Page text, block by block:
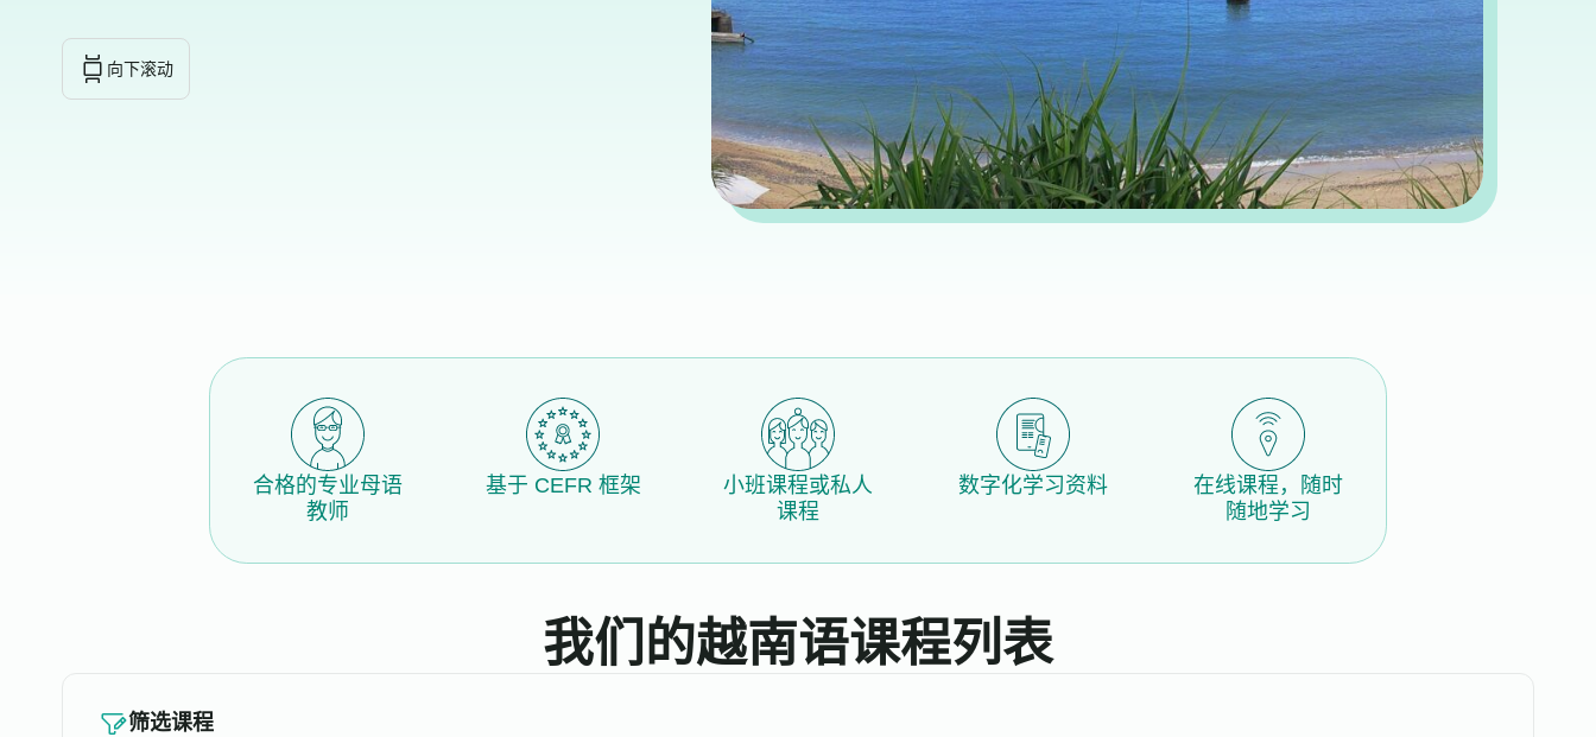
向下滚动
我们的越南语课程列表
合格的专业母语
教师
基于 CEFR 框架
小班课程或私人
课程
数字化学习资料
在线课程，随时
随地学习
筛选课程